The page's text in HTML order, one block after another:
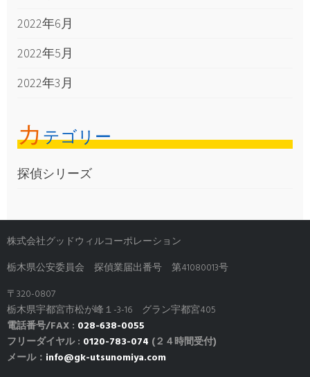
2022年6月
2022年5月
2022年3月
カテゴリー
探偵シリーズ
株式会社グッドウィルコーポレーション
栃木県公安委員会 探偵業届出番号 第41080013号
〒320-0807
栃木県宇都宮市松が峰１-3-16 グラン宇都宮405
電話番号/FAX : 028-638-0055
フリーダイヤル : 0120-783-074 (２４時間受付)
メール： info@gk-utsunomiya.com